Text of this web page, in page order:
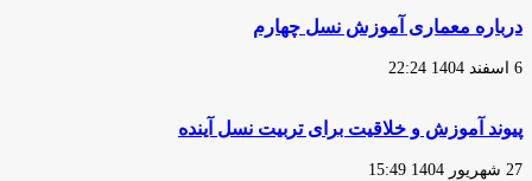
درباره معماری آموزش نسل چهارم
6 اسفند 1404 22:24
پیوند آموزش و خلاقیت برای تربیت نسل آینده
27 شهریور 1404 15:49